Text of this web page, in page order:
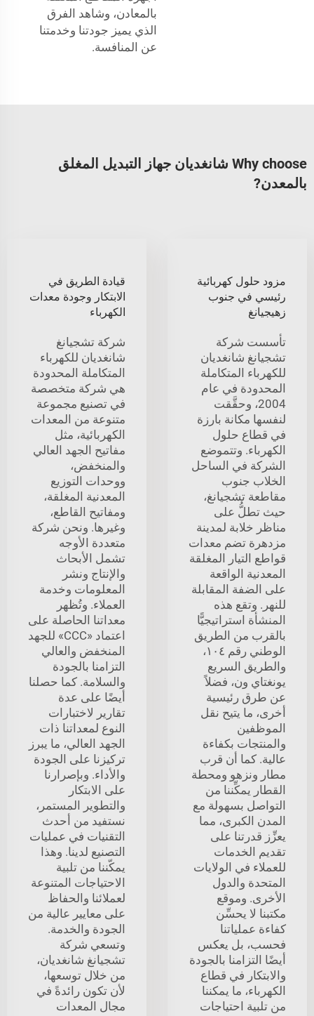
بالمعادن، وشاهد الفرق
الذي يميز جودتنا وخدمتنا
عن المنافسة.
Why choose شانغديان جهاز التبديل المغلق
بالمعدن?
مزود حلول كهربائية
رئيسي في جنوب
زهيجيانغ
تأسست شركة
تشجيانغ شانغديان
للكهرباء المتكاملة
المحدودة في عام
2004، وحقَّقت
لنفسها مكانة بارزة
في قطاع حلول
الكهرباء. وتتموضع
الشركة في الساحل
الخلاب جنوب
مقاطعة تشجيانغ،
حيث تطلُّ على
مناظر خلابة لمدينة
مزدهرة تضم معدات
قواطع التيار المغلقة
المعدنية الواقعة
على الضفة المقابلة
للنهر. وتقع هذه
المنشأة استراتيجيًّا
بالقرب من الطريق
الوطني رقم ١٠٤،
والطريق السريع
يونغتاي ون، فضلاً
عن طرق رئيسية
أخرى، ما يتيح نقل
الموظفين
والمنتجات بكفاءة
عالية. كما أن قرب
مطار ونزهو ومحطة
القطار يمكِّننا من
التواصل بسهولة مع
المدن الكبرى، مما
يعزِّز قدرتنا على
تقديم الخدمات
للعملاء في الولايات
المتحدة والدول
الأخرى. وموقع
مكتبنا لا يحسِّن
كفاءة عملياتنا
فحسب، بل يعكس
أيضًا التزامنا بالجودة
والابتكار في قطاع
الكهرباء، ما يمكننا
من تلبية احتياجات
قيادة الطريق في
الابتكار وجودة معدات
الكهرباء
شركة تشجيانغ
شانغديان للكهرباء
المتكاملة المحدودة
هي شركة متخصصة
في تصنيع مجموعة
متنوعة من المعدات
الكهربائية، مثل
مفاتيح الجهد العالي
والمنخفض،
ووحدات التوزيع
المعدنية المغلقة،
ومفاتيح القاطع،
وغيرها. ونحن شركة
متعددة الأوجه
تشمل الأبحاث
والإنتاج ونشر
المعلومات وخدمة
العملاء. وتُظهر
معداتنا الحاصلة على
اعتماد «CCC» للجهد
المنخفض والعالي
التزامنا بالجودة
والسلامة. كما حصلنا
أيضًا على عدة
تقارير لاختبارات
النوع لمعداتنا ذات
الجهد العالي، ما يبرز
تركيزنا على الجودة
والأداء. وبإصرارنا
على الابتكار
والتطوير المستمر،
نستفيد من أحدث
التقنيات في عمليات
التصنيع لدينا. وهذا
يمكّننا من تلبية
الاحتياجات المتنوعة
لعملائنا والحفاظ
على معايير عالية من
الجودة والخدمة.
وتسعي شركة
تشجيانغ شانغديان،
من خلال توسعها،
لأن تكون رائدةً في
مجال المعدات